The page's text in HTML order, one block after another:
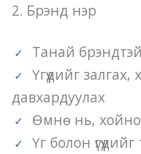
2. Брэнд нэр
Танай брэндтэй
Үгүүдийг залгах,
давхардуулах
Өмнө нь, хойно
Үг болон